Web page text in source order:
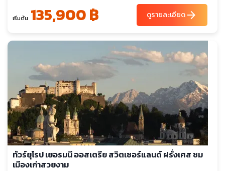
เริ่มต้น 135,900 ฿ ดูรายละเอียดarrow_forward
ทัวร์ยุโรป เยอรมนี ออสเตรีย สวิตเซอร์แลนด์ ฝรั่งเศส ชม
เมืองเก่าสวยงาม